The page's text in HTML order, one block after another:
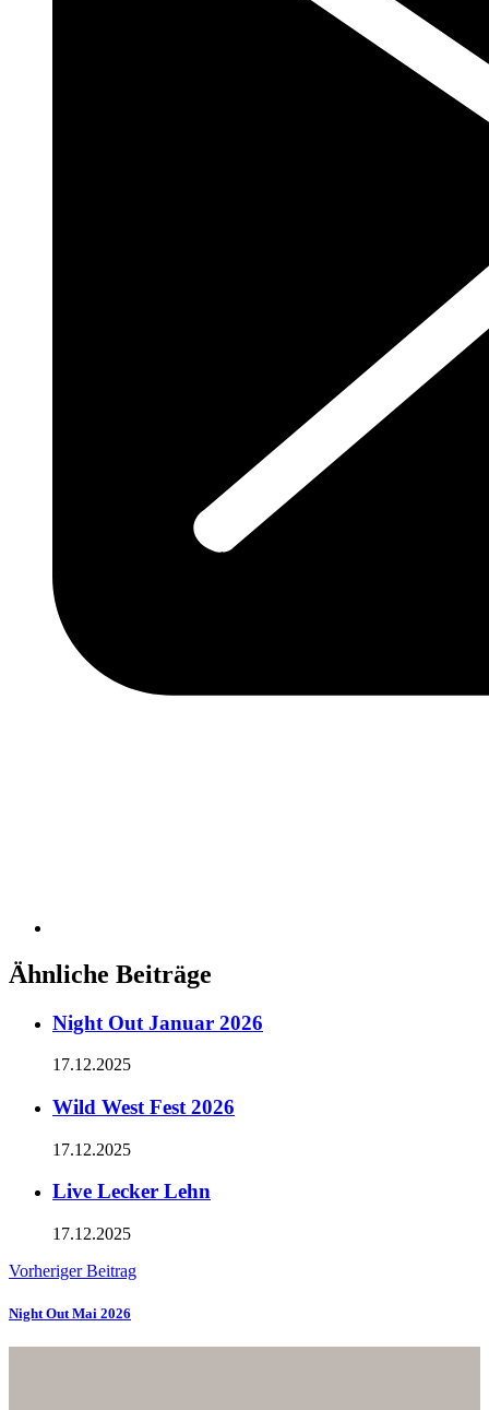
Ähnliche Beiträge
Night Out Januar 2026
17.12.2025
Wild West Fest 2026
17.12.2025
Live Lecker Lehn
17.12.2025
Vorheriger Beitrag
Night Out Mai 2026